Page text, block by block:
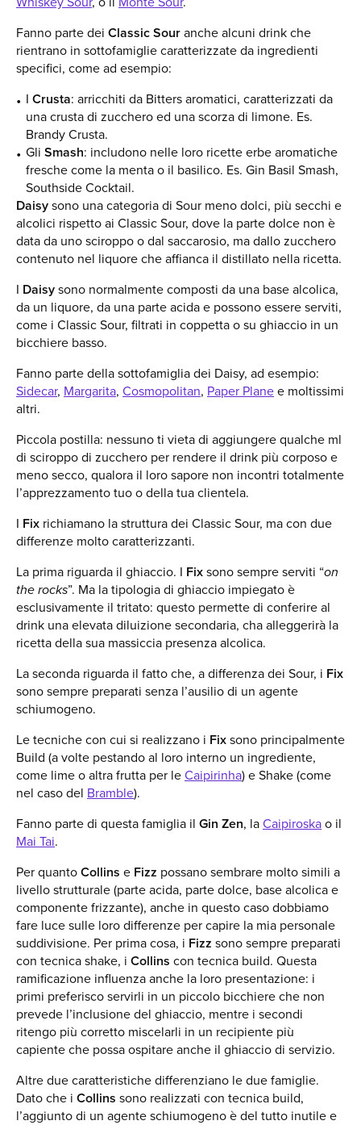
Fanno parte dei Classic Souranche alcuni drink che
rientrano in sottofamiglie caratterizzate da ingredienti
specifici, come ad esempio:
I Crusta: arricchiti da Bitters aromatici, caratterizzati da
una crusta di zucchero ed una scorza di limone. Es.
Brandy Crusta.
Gli Smash: includono nelle loro ricette erbe aromatiche
fresche come la menta o il basilico. Es. Gin Basil Smash,
Southside Cocktail.
Daisysono una categoria di Sour meno dolci, più secchi e
alcolici rispetto ai Classic Sour, dove la parte dolce non è
data da uno sciroppo o dal saccarosio, ma dallo zucchero
contenuto nel liquore che affianca il distillato nella ricetta.
I Daisysono normalmente composti da una base alcolica,
da un liquore, da una parte acida e possono essere serviti,
come i Classic Sour, filtrati in coppetta o su ghiaccio in un
bicchiere basso.
Fanno parte della sottofamiglia dei Daisy, ad esempio:
Sidecar, Margarita, Cosmopolitan, Paper Planee moltissimi
altri.
Piccola postilla: nessuno ti vieta di aggiungere qualche ml
di sciroppo di zucchero per rendere il drink più corposo e
meno secco, qualora il loro sapore non incontri totalmente
l’apprezzamento tuo o della tua clientela.
I Fix richiamano la struttura dei Classic Sour, ma con due
differenze molto caratterizzanti.
La prima riguarda il ghiaccio. I Fixsono sempre serviti “on
the rocks”. Ma la tipologia di ghiaccio impiegato è
esclusivamente il tritato: questo permette di conferire al
drink una elevata diluizione secondaria, cha alleggerirà la
ricetta della sua massiccia presenza alcolica.
La seconda riguarda il fatto che, a differenza dei Sour, i Fix
sono sempre preparati senza l’ausilio di un agente
schiumogeno.
Le tecniche con cui si realizzano i Fixsono principalmente
Build (a volte pestando al loro interno un ingrediente,
come lime o altra frutta per leCaipirinha) e Shake (come
nel caso del Bramble).
Fanno parte di questa famiglia il Gin Zen, laCaipiroskao il
Mai Tai.
Per quantoCollins e Fizz possano sembrare molto simili a
livello strutturale (parte acida, parte dolce, base alcolica e
componente frizzante), anche in questo caso dobbiamo
fare luce sulle loro differenze per capire la mia personale
suddivisione. Per prima cosa, i Fizz sono sempre preparati
con tecnica shake, i Collins con tecnica build. Questa
ramificazione influenza anche la loro presentazione: i
primi preferisco servirli in un piccolo bicchiere che non
prevede l’inclusione del ghiaccio, mentre i secondi
ritengo più corretto miscelarli in un recipiente più
capiente che possa ospitare anche il ghiaccio di servizio.
Altre due caratteristiche differenziano le due famiglie.
Dato che i Collins sono realizzati con tecnica build,
l’aggiunto di un agente schiumogeno è del tutto inutile e